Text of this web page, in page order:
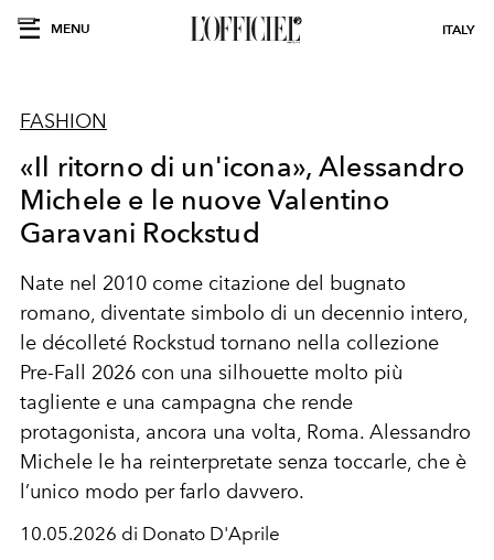
MENU ITALY
FASHION
«Il ritorno di un'icona», Alessandro
Michele e le nuove Valentino
Garavani Rockstud
Nate nel 2010 come citazione del bugnato
romano, diventate simbolo di un decennio intero,
le décolleté Rockstud tornano nella collezione
Pre-Fall 2026 con una silhouette molto più
tagliente e una campagna che rende
protagonista, ancora una volta, Roma. Alessandro
Michele le ha reinterpretate senza toccarle, che è
l’unico modo per farlo davvero.
10.05.2026 di Donato D'Aprile